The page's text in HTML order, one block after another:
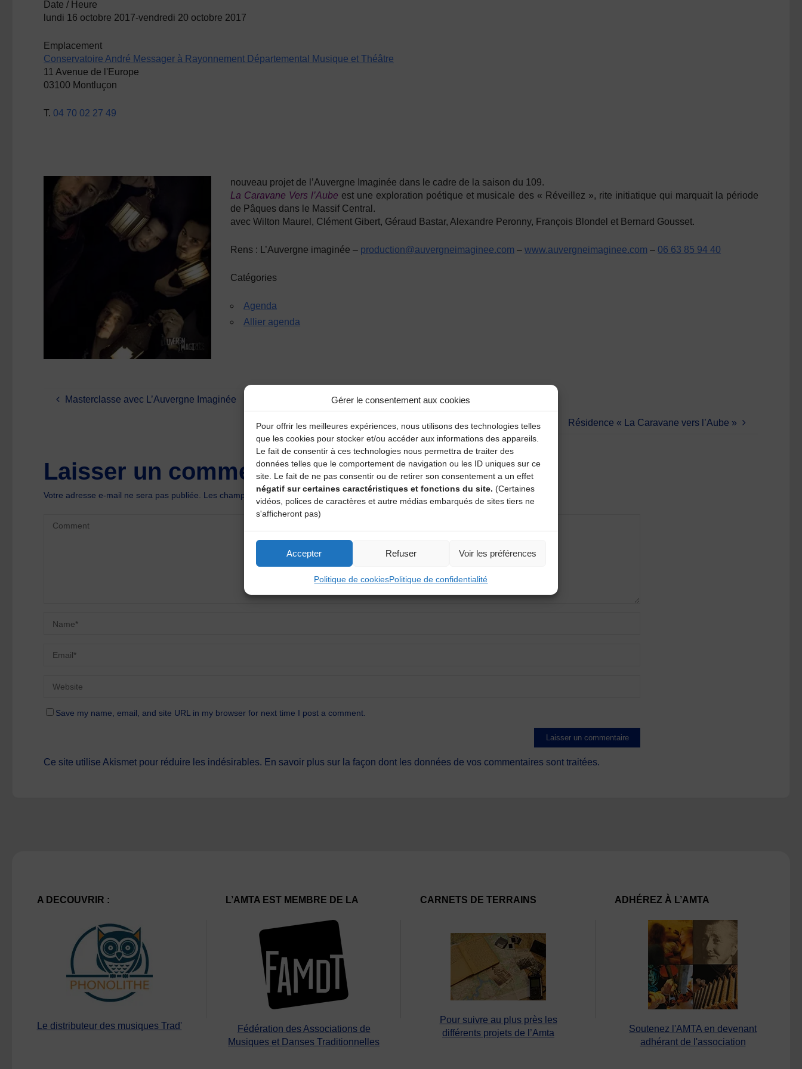
Gérer le consentement aux cookies
Pour offrir les meilleures expériences, nous utilisons des technologies telles
que les cookies pour stocker et/ou accéder aux informations des appareils.
Le fait de consentir à ces technologies nous permettra de traiter des
données telles que le comportement de navigation ou les ID uniques sur ce
site. Le fait de ne pas consentir ou de retirer son consentement a un effet
négatif sur certaines caractéristiques et fonctions du site. (Certaines
vidéos, polices de caractères et autre médias embarqués de sites tiers ne
s'afficheront pas)
Accepter Refuser Voir les préférences
Politique de cookiesPolitique de confidentialité
Date / Heure
lundi 16 octobre 2017-vendredi 20 octobre 2017
Emplacement
Conservatoire André Messager à Rayonnement Départemental Musique et Théâtre
11 Avenue de l'Europe
03100 Montluçon
T. 04 70 02 27 49
nouveau projet de l’Auvergne Imaginée dans le cadre de la saison du 109.
La Caravane Vers l’Aube est une exploration poétique et musicale des « Réveillez », rite initiatique qui marquait la période
de Pâques dans le Massif Central.
avec Wilton Maurel, Clément Gibert, Géraud Bastar, Alexandre Peronny, François Blondel et Bernard Gousset.
Rens : L’Auvergne imaginée – production@auvergneimaginee.com –www.auvergneimaginee.com – 06 63 85 94 40
Catégories
Agenda
Allier agenda
Masterclasse avec L’Auvergne Imaginée
Résidence « La Caravane vers l’Aube »
Laisser un commentaire
Votre adresse e-mail ne sera pas publiée. Les champs obligatoires sont indiqués avec
Save my name, email, and site URL in my browser for next time I post a comment.
Ce site utilise Akismet pour réduire les indésirables. En savoir plus sur la façon dont les données de vos commentaires sont traitées.
A DECOUVRIR :
Le distributeur des musiques Trad'
L’AMTA EST MEMBRE DE LA
Fédération des Associations de
Musiques et Danses Traditionnelles
CARNETS DE TERRAINS
Pour suivre au plus près les
différents projets de l’Amta
ADHÉREZ À L’AMTA
Soutenez l'AMTA en devenant
adhérant de l'association